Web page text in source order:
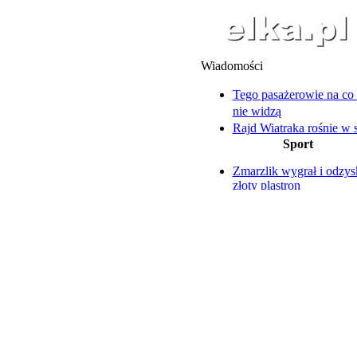
Wiadomości
Tego pasażerowie na co
nie widzą
Rajd Wiatraka rośnie w
Leszno pożegnało
Licznik się nie
Sport
Zmarzlik wygrał i
złoty plastron